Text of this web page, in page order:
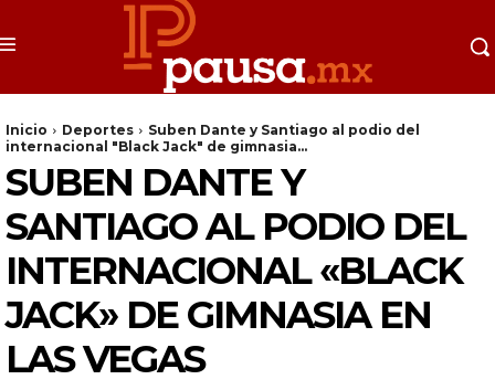
Inicio Deportes
Suben Dante y Santiago al podio del
internacional "Black Jack" de gimnasia...
SUBEN DANTE Y
SANTIAGO AL PODIO DEL
INTERNACIONAL «BLACK
JACK» DE GIMNASIA EN
LAS VEGAS